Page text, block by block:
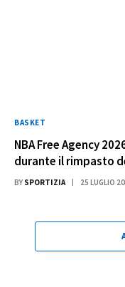
BASKET
NBA Free Agency
durante il rimpasto
BY SPORTIZIA 25 LUGLIO